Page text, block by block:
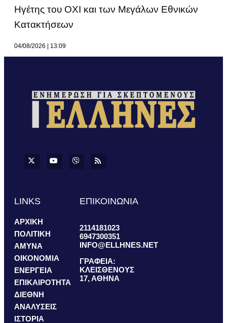
Ηγέτης του ΟΧΙ και των Μεγάλων Εθνικών
Κατακτήσεων
04/08/2026 13:09
LINKS
ΑΡΧΙΚΗ
ΠΟΛΙΤΙΚΗ
ΑΜΥΝΑ
ΟΙΚΟΝΟΜΙΑ
ΕΝΕΡΓΕΙΑ
ΕΠΙΚΑΙΡΟΤΗΤΑ
ΔΙΕΘΝΗ
ΑΝΑΛΥΣΕΙΣ
ΙΣΤΟΡΙΑ
ΕΠΙΚΟΙΝΩΝΙΑ
2114181023
6947300351
INFO@ELLHNES.NET
ΓΡΑΦΕΙΑ:
ΚΛΕΙΣΘΕΝΟΥΣ
17, ΑΘΗΝΑ